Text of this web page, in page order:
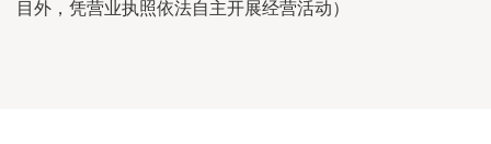
目外，凭营业执照依法自主开展经营活动）